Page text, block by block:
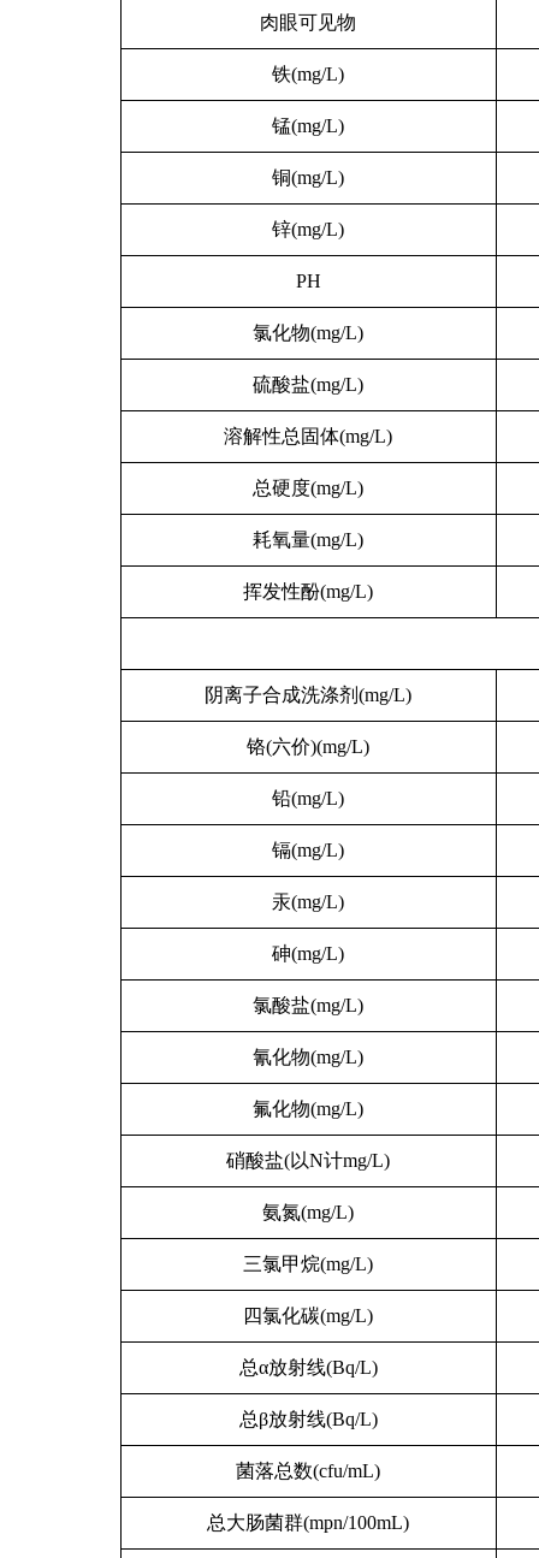
肉眼可见物
铁(mg/L)
锰(mg/L)
铜(mg/L)
锌(mg/L)
PH
氯化物(mg/L)
硫酸盐(mg/L)
溶解性总固体(mg/L)
总硬度(mg/L)
耗氧量(mg/L)
挥发性酚(mg/L)
阴离子合成洗涤剂(mg/L)
铬(六价)(mg/L)
铅(mg/L)
镉(mg/L)
汞(mg/L)
砷(mg/L)
氯酸盐(mg/L)
氰化物(mg/L)
氟化物(mg/L)
硝酸盐(以N计mg/L)
氨氮(mg/L)
三氯甲烷(mg/L)
四氯化碳(mg/L)
总α放射线(Bq/L)
总β放射线(Bq/L)
菌落总数(cfu/mL)
总大肠菌群(mpn/100mL)